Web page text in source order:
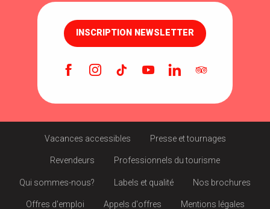
INSCRIPTION NEWSLETTER
Vacances accessibles Presse et tournages
Revendeurs Professionnels du tourisme
Qui sommes-nous? Labels et qualité Nos brochures
Offres d'emploi Appels d'offres Mentions légales